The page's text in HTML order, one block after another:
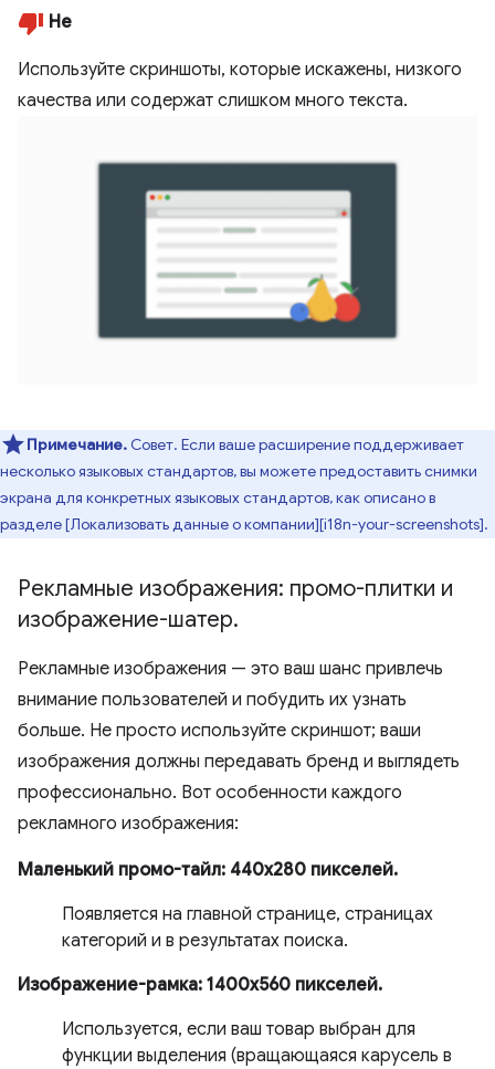
Не
Используйте скриншоты, которые искажены, низкого
качества или содержат слишком много текста.
Примечание. Совет. Если ваше расширение поддерживает
несколько языковых стандартов, вы можете предоставить снимки
экрана для конкретных языковых стандартов, как описано в
разделе [Локализовать данные о компании][i18n-your-screenshots].
Рекламные изображения: промо-плитки и
изображение-шатер.
Рекламные изображения — это ваш шанс привлечь
внимание пользователей и побудить их узнать
больше. Не просто используйте скриншот; ваши
изображения должны передавать бренд и выглядеть
профессионально. Вот особенности каждого
рекламного изображения:
Маленький промо-тайл: 440х280 пикселей.
Появляется на главной странице, страницах
категорий и в результатах поиска.
Изображение-рамка: 1400x560 пикселей.
Используется, если ваш товар выбран для
функции выделения (вращающаяся карусель в